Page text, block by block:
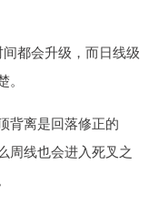
都会升级，而日线级
背离是回落修正的
周线也会进入死叉之